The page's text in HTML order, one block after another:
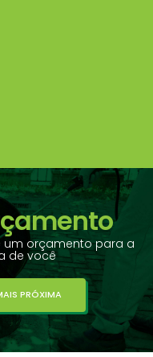
um orçamento para a
de você
PRÓXIMA